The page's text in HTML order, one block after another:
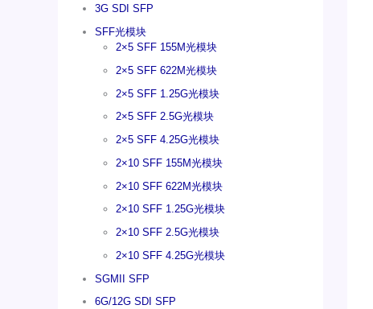
3G SDI SFP
SFF光模块
2×5 SFF 155M光模块
2×5 SFF 622M光模块
2×5 SFF 1.25G光模块
2×5 SFF 2.5G光模块
2×5 SFF 4.25G光模块
2×10 SFF 155M光模块
2×10 SFF 622M光模块
2×10 SFF 1.25G光模块
2×10 SFF 2.5G光模块
2×10 SFF 4.25G光模块
SGMII SFP
6G/12G SDI SFP